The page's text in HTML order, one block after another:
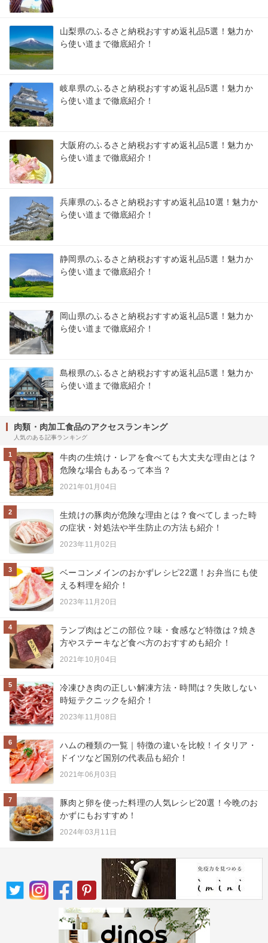
山梨県のふるさと納税おすすめ返礼品5選！魅力か
ら使い道まで徹底紹介！
岐阜県のふるさと納税おすすめ返礼品5選！魅力か
ら使い道まで徹底紹介！
大阪府のふるさと納税おすすめ返礼品5選！魅力か
ら使い道まで徹底紹介！
兵庫県のふるさと納税おすすめ返礼品10選！魅力か
ら使い道まで徹底紹介！
静岡県のふるさと納税おすすめ返礼品5選！魅力か
ら使い道まで徹底紹介！
岡山県のふるさと納税おすすめ返礼品5選！魅力か
ら使い道まで徹底紹介！
島根県のふるさと納税おすすめ返礼品5選！魅力か
ら使い道まで徹底紹介！
肉類・肉加工食品のアクセスランキング
人気のある記事ランキング
1
牛肉の生焼け・レアを食べても大丈夫な理由とは？
危険な場合もあるって本当？
2021年01月04日
2
生焼けの豚肉が危険な理由とは？食べてしまった時
の症状・対処法や半生防止の方法も紹介！
2023年11月02日
3
ベーコンメインのおかずレシピ22選！お弁当にも使
える料理を紹介！
2023年11月20日
4
ランプ肉はどこの部位？味・食感など特徴は？焼き
方やステーキなど食べ方のおすすめも紹介！
2021年10月04日
5
冷凍ひき肉の正しい解凍方法・時間は？失敗しない
時短テクニックを紹介！
2023年11月08日
6
ハムの種類の一覧｜特徴の違いを比較！イタリア・
ドイツなど国別の代表品も紹介！
2021年06月03日
7
豚肉と卵を使った料理の人気レシピ20選！今晩のお
かずにもおすすめ！
2024年03月11日